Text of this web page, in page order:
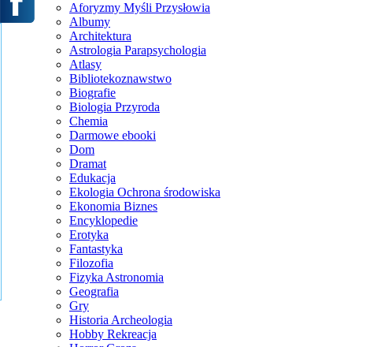
Aforyzmy Myśli Przysłowia
Albumy
Architektura
Astrologia Parapsychologia
Atlasy
Bibliotekoznawstwo
Biografie
Biologia Przyroda
Chemia
Darmowe ebooki
Dom
Dramat
Edukacja
Ekologia Ochrona środowiska
Ekonomia Biznes
Encyklopedie
Erotyka
Fantastyka
Filozofia
Fizyka Astronomia
Geografia
Gry
Historia Archeologia
Hobby Rekreacja